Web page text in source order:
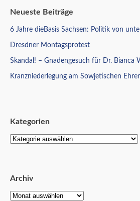
Neueste Beiträge
6 Jahre dieBasis Sachsen: Politik von
Dresdner Montagsprotest
Skandal! – Gnadengesuch für Dr. Bianca
Kranzniederlegung am Sowjetischen
Kategorien
Archiv